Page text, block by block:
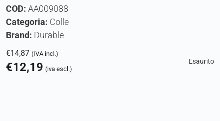
COD: AA009088
Categoria: Colle
Brand: Durable
€14,87 (IVA incl.)
€12,19 (iva escl.)
Esaurito